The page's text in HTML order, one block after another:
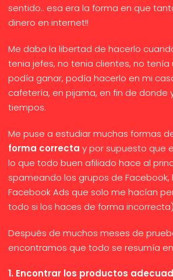
sentido.. esa era la forma en que
dinero en internet!!
Me daba la libertad de hacerlo
tenia jefes, no tenia clientes, no
podía ganar, podía hacerlo en mi
cafetería, en pijama, en fin de donde
tiempos.
Me puse a estudiar muchas formas
forma correcta y por supuesto que
lo que todo buen afiliado hace al
spameando los grupos de Facebook,
Facebook Ads que solo me hacían
todo si los haces de forma
Después de muchos meses de
encontramos que todo se resumía
1. Encontrar los productos